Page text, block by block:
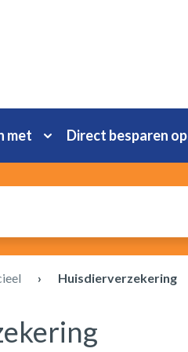
met Direct besparen op
› Huisdierverzekering